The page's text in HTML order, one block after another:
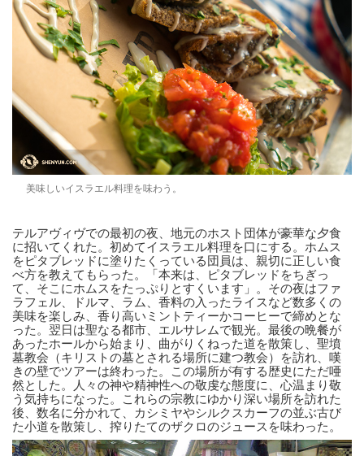
美味しいイスラエル料理を味わう。
テルアヴィヴでの最初の夜、地元のホスト団体が豪華な夕食
に招いてくれた。初めてイスラエル料理を口にする。ホムス
をピタブレッドに塗りたくっている団員は、親切に正しい食
べ方を教えてもらった。「本来は、ピタブレッドをちぎっ
て、そこにホムスをたっぷりとすくいます」。その夜はファ
ラフェル、ドルマ、ラム、香料の入ったライスなど数多くの
美味を楽しみ、香り高いミントティーかコーヒーで締めとな
った。 翌日は聖なる都市、エルサレムで観光。最後の晩餐が
あったホールから始まり、曲がりくねった道を散策し、聖墳
墓教会（キリストの墓とされる場所に建つ教会）を訪れ、嘆
きの壁でツアーは終わった。
この場所が有する歴史にただ唖
然とした。人々の神や精神性への敬虔な態度に、心温まり敬
う気持ちになった。これらの宗教にゆかり深い場所を訪れた
後、数名に分かれて、カシミヤやシルクスカーフの並ぶ古び
た小道を散策し、搾りたてのザクロのジュースを味わった。